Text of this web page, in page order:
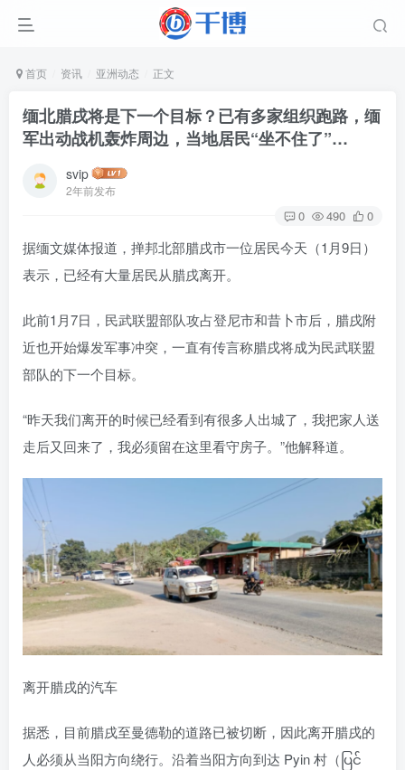
首页 资讯 亚洲动态 正文
缅北腊戌将是下一个目标？已有多家组织跑路，缅
军出动战机轰炸周边，当地居民“坐不住了”…
svip
2年前发布
0 490 0
据缅文媒体报道，掸邦北部腊戌市一位居民今天（1月9日）
表示，已经有大量居民从腊戌离开。
此前1月7日，民武联盟部队攻占登尼市和昔卜市后，腊戌附
近也开始爆发军事冲突，一直有传言称腊戌将成为民武联盟
部队的下一个目标。
“昨天我们离开的时候已经看到有很多人出城了，我把家人送
走后又回来了，我必须留在这里看守房子。”他解释道。
离开腊戌的汽车
据悉，目前腊戌至曼德勒的道路已被切断，因此离开腊戌的
人必须从当阳方向绕行。沿着当阳方向到达 Pyin 村（ပြင်